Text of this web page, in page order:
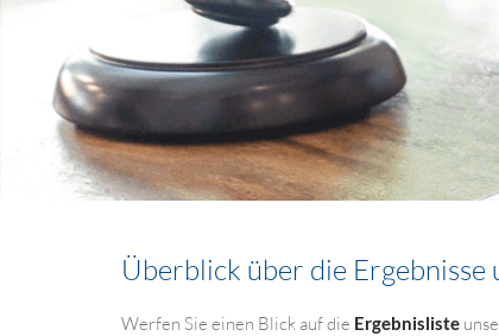
Überblick über die
Werfen Sie einen Blick auf die Ergebnisliste